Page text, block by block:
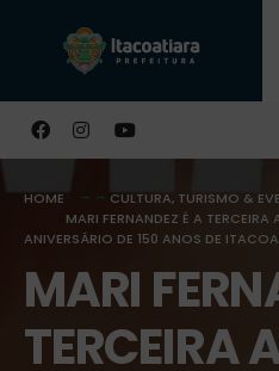
HOME CULTURA, TURISMO &
MARI FERNANDEZ É A
ANIVERSÁRIO DE 150 ANOS DE
MARI
TERCEIRA
Buscar